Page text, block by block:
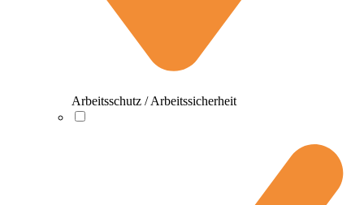
Arbeitsschutz / Arbeitssicherheit